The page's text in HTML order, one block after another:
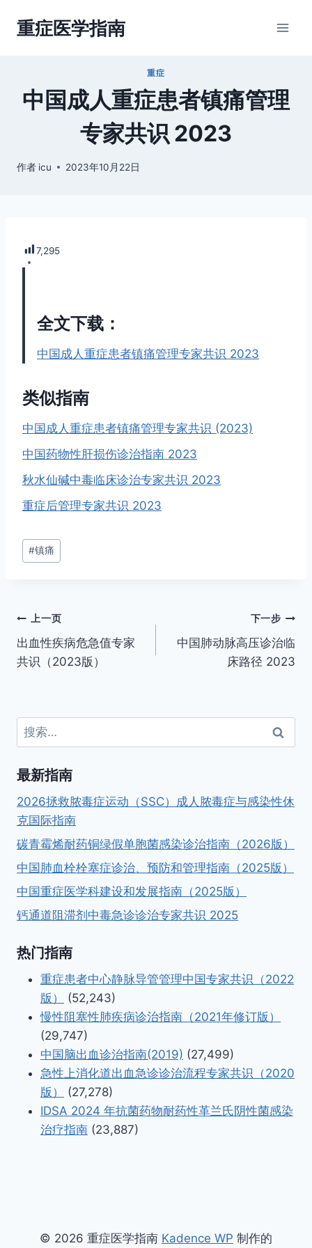
重症医学指南
重症
中国成人重症患者镇痛管理
专家共识 2023
作者 icu 2023年10月22日
7,295
全文下载：
中国成人重症患者镇痛管理专家共识 2023
类似指南
中国成人重症患者镇痛管理专家共识 (2023)
中国药物性肝损伤诊治指南 2023
秋水仙碱中毒临床诊治专家共识 2023
重症后管理专家共识 2023
文
章
#镇痛
文
章
上一页
出血性疾病危急值专家
共识（2023版）
下一步
中国肺动脉高压诊治临
床路径 2023
搜
索：
最新指南
2026拯救脓毒症运动（SSC）成人脓毒症与感染性休
克国际指南
碳青霉烯耐药铜绿假单胞菌感染诊治指南（2026版）
中国肺血栓栓塞症诊治、预防和管理指南（2025版）
中国重症医学科建设和发展指南（2025版）
钙通道阻滞剂中毒急诊诊治专家共识 2025
热门指南
重症患者中心静脉导管管理中国专家共识（2022
版）
(52,243)
慢性阻塞性肺疾病诊治指南（2021年修订版）
(29,747)
中国脑出血诊治指南(2019) (27,499)
急性上消化道出血急诊诊治流程专家共识（2020
版）
(27,278)
IDSA 2024 年抗菌药物耐药性革兰氏阴性菌感染
治疗指南 (23,887)
© 2026 重症医学指南 Kadence WP 制作的